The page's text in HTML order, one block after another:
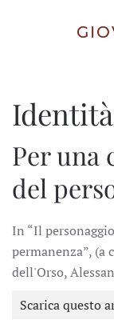
Skip to main
Per una
del
In “Il
permanenza”, (a
dell'Orso,
Scarica questo